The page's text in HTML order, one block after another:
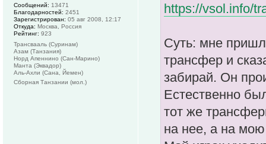
https://vsol.info/
Суть: мне
трансфер и
забирай. Он
Естественно
тот же
на нее, а на
Сообщений: 13471
Благодарностей: 2451
Зарегистрирован: 05 авг 2008, 12:17
Откуда: Москва, Россия
Рейтинг: 923
Трансвааль (Суринам)
Азам (Танзания)
Норд Апеннино (Сан-Марино)
Манта (Эквадор)
Аль-Ахли (Сана, Йемен)
Сборная Танзании (мол.)